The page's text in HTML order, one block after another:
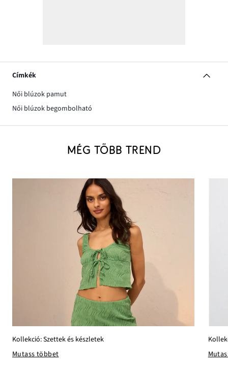
Címkék
Női blúzok pamut
Női blúzok begombolható
MÉG TÖBB TREND
Kollekció: Szettek és készletek
Mutass többet